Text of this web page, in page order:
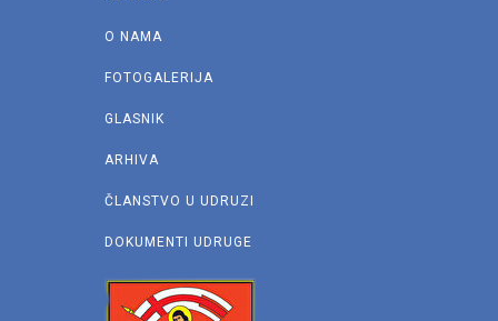
O NAMA
FOTOGALERIJA
GLASNIK
ARHIVA
ČLANSTVO U UDRUZI
DOKUMENTI UDRUGE